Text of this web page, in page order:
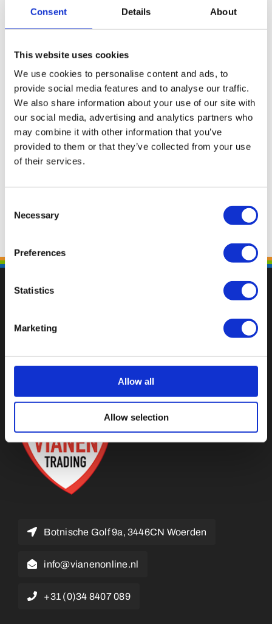
Consent Details About
This website uses cookies
We use cookies to personalise content and ads, to
provide social media features and to analyse our traffic.
We also share information about your use of our site with
our social media, advertising and analytics partners who
may combine it with other information that you’ve
provided to them or that they’ve collected from your use
of their services.
Selection
Necessary
Preferences
Statistics
Marketing
Allow all
Allow selection
in deze browser voor de volgende keer dat ik
reageer.
Val op met een unieke
Botnische Golf 9a, 3446CN Woerden
info@vianenonline.nl
+31 (0)34 8407 089